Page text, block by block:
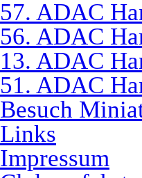
57. ADAC
56. ADAC
13. ADAC
51. ADAC
Besuch
Links
Impressum